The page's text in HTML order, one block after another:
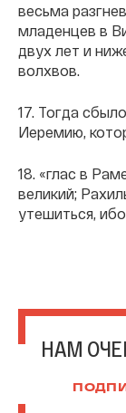
весьма
младенцев в
двух лет и
волхвов.
17. Тогда
Иеремию,
18. «глас в
великий;
утешиться,
НАМ